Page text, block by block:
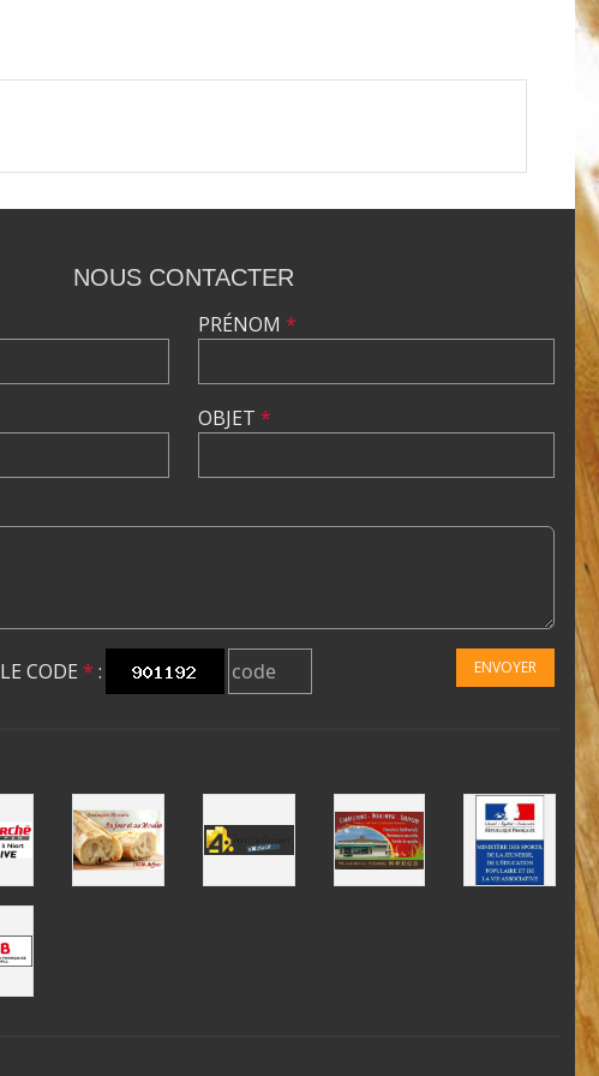
NOUS CONTACTER
PRÉNOM *
OBJET *
CODE * : ENVOYER